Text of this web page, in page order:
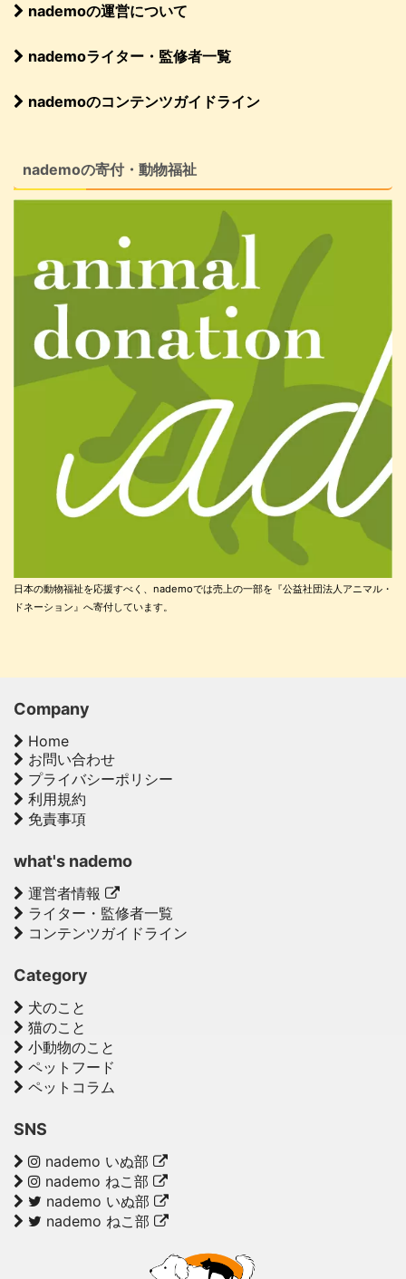
nademoの運営について
nademoライター・監修者一覧
nademoのコンテンツガイドライン
nademoの寄付・動物福祉
日本の動物福祉を応援すべく、nademoでは売上の一部を『公益社団法人アニマル・
ドネーション』へ寄付しています。
Company
Home
お問い合わせ
プライバシーポリシー
利用規約
免責事項
what's nademo
運営者情報
ライター・監修者一覧
コンテンツガイドライン
Category
犬のこと
猫のこと
小動物のこと
ペットフード
ペットコラム
SNS
nademo いぬ部
nademo ねこ部
nademo いぬ部
nademo ねこ部